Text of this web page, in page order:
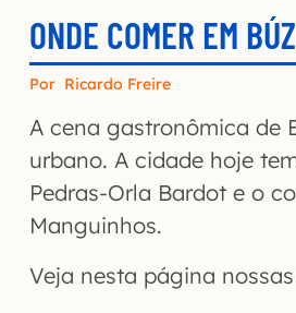
ONDE COMER EM
Por Ricardo Freire
A cena gastronômica de
urbano. A cidade hoje
Pedras-Orla Bardot e o
Manguinhos.
Veja nesta página